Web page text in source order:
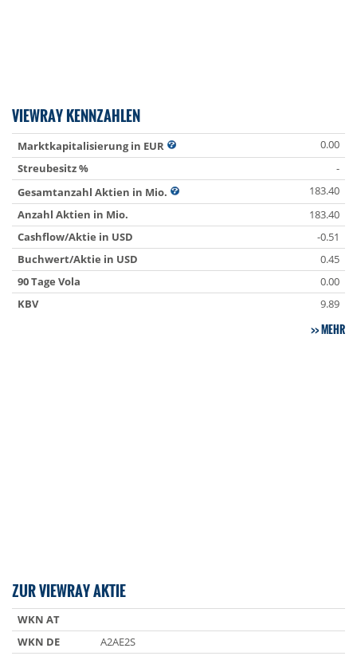
VIEWRAY KENNZAHLEN
Marktkapitalisierung in EUR
0.00
Streubesitz %
-
Gesamtanzahl Aktien in Mio.
183.40
Anzahl Aktien in Mio.
183.40
Cashflow/Aktie in USD
-0.51
Buchwert/Aktie in USD
0.45
90 Tage Vola
0.00
KBV
9.89
MEHR
ZUR VIEWRAY AKTIE
WKN AT
WKN DE
A2AE2S